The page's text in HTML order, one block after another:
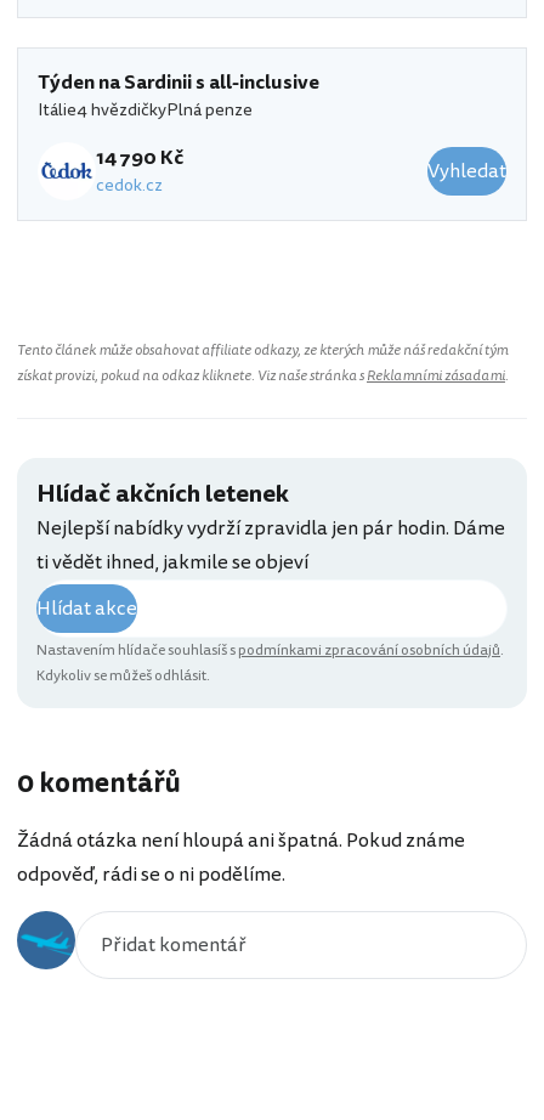
Týden na Sardinii s all-inclusive
Itálie4 hvězdičkyPlná penze
14 790 Kč
cedok.cz Vyhledat
Tento článek může obsahovat affiliate odkazy, ze kterých může náš redakční tým
získat provizi, pokud na odkaz kliknete. Viz naše stránka sReklamními zásadami.
Hlídač akčních letenek
Nejlepší nabídky vydrží zpravidla jen pár hodin. Dáme
ti vědět ihned, jakmile se objeví
Hlídat akce
Nastavením hlídače souhlasíš spodmínkami zpracování osobních údajů.
Kdykoliv se můžeš odhlásit.
0 komentářů
Žádná otázka není hloupá ani špatná. Pokud známe
odpověď, rádi se o ni podělíme.